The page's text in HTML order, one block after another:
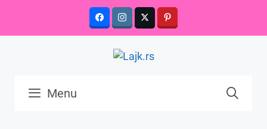
content
Menu